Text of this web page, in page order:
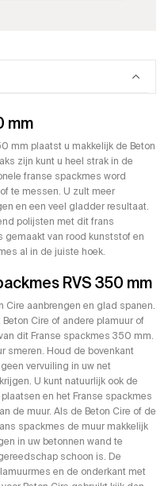
mm
mm plaatst u makkelijk de Beton
zijn kunt u heel strak in de
franse spackmes word
te messen. U zult meer
en een veel gladder resultaat.
polijsten met dit frans
gemaakt van rood kunststof en
al in de juiste hoek.
RVS 350 mm
Cire aanbrengen en glad spanen.
Cire of andere plamuur of
dit Franse spackmes 350 mm.
smeren. Houd de bovenkant
vervuiling in uw net
U kunt natuurlijk ook de
plaatsen en het Franse spackmes
de muur. Als de Beton Cire of de
spackmes de muur makkelijk
in uw betonnen wand te
schoon is. De
en de onderkant met